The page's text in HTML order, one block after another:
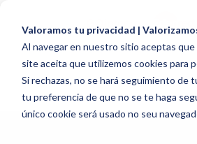
Valoramos tu privacidad |
Al navegar en nuestro sitio aceptas
site aceita que utilizemos cookies para
Si rechazas, no se hará seguimiento de
tu preferencia de que no se te haga
único cookie será usado no seu